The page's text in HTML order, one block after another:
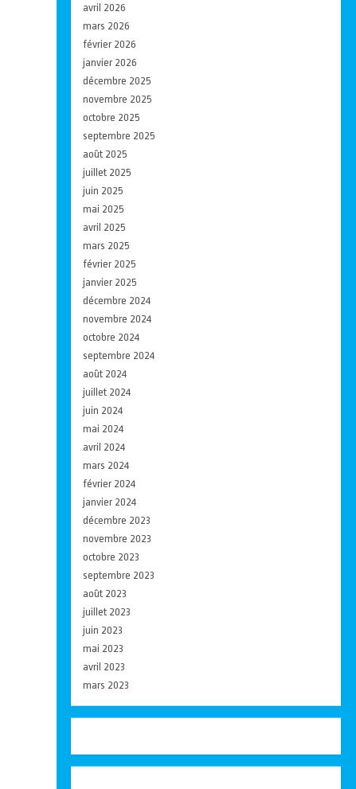
avril 2026
mars 2026
février 2026
janvier 2026
décembre 2025
novembre 2025
octobre 2025
septembre 2025
août 2025
juillet 2025
juin 2025
mai 2025
avril 2025
mars 2025
février 2025
janvier 2025
décembre 2024
novembre 2024
octobre 2024
septembre 2024
août 2024
juillet 2024
juin 2024
mai 2024
avril 2024
mars 2024
février 2024
janvier 2024
décembre 2023
novembre 2023
octobre 2023
septembre 2023
août 2023
juillet 2023
juin 2023
mai 2023
avril 2023
mars 2023